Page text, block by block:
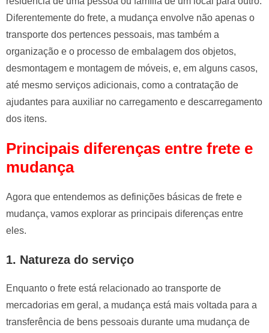
Diferentemente do frete, a mudança envolve não apenas o
transporte dos pertences pessoais, mas também a
organização e o processo de embalagem dos objetos,
desmontagem e montagem de móveis, e, em alguns casos,
até mesmo serviços adicionais, como a contratação de
ajudantes para auxiliar no carregamento e descarregamento
dos itens.
Principais diferenças entre frete e
mudança
Agora que entendemos as definições básicas de frete e
mudança, vamos explorar as principais diferenças entre
eles.
1. Natureza do serviço
Enquanto o frete está relacionado ao transporte de
mercadorias em geral, a mudança está mais voltada para a
transferência de bens pessoais durante uma mudança de